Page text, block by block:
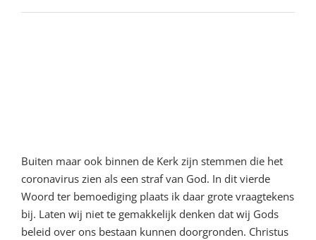
Buiten maar ook binnen de Kerk zijn stemmen die het
coronavirus zien als een straf van God. In dit vierde
Woord ter bemoediging plaats ik daar grote vraagtekens
bij. Laten wij niet te gemakkelijk denken dat wij Gods
beleid over ons bestaan kunnen doorgronden. Christus